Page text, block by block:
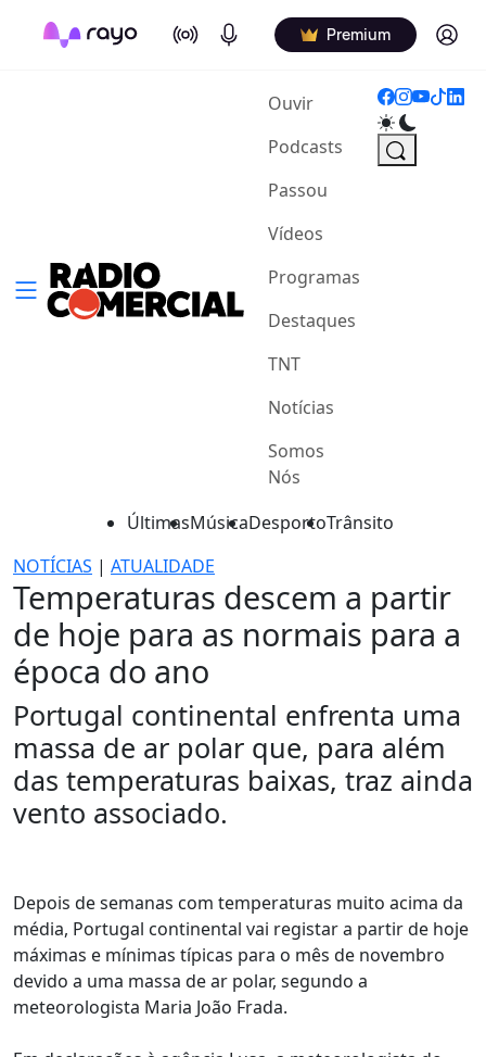
On Air Podcasts Premium Log in
Ouvir(current)
Podcasts
Passou
Vídeos
Programas
Destaques
TNT
Notícias
Somos
Nós
ÚltimasMúsicaDesportoTrânsito
NOTÍCIAS | ATUALIDADE
Temperaturas descem a partir
de hoje para as normais para a
época do ano
Portugal continental enfrenta uma
massa de ar polar que, para além
das temperaturas baixas, traz ainda
vento associado.
Depois de semanas com temperaturas muito acima da
média, Portugal continental vai registar a partir de hoje
máximas e mínimas típicas para o mês de novembro
devido a uma massa de ar polar, segundo a
meteorologista Maria João Frada.